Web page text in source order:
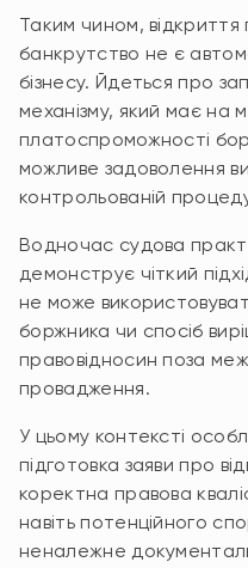
Таким чином,
банкрутство не є
бізнесу. Йдеться про
механізму, який має на
платоспроможності
можливе задоволення
контрольованій
Водночас судова
демонструє чіткий
не може
боржника чи спосіб
правовідносин поза
провадження.
У цьому контексті
підготовка заяви про
коректна правова
навіть потенційного
неналежне